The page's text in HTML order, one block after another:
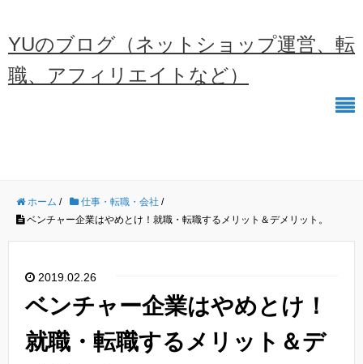
YUのブログ（ネットショップ運営、転
職、アフィリエイトなど）
ホーム / 仕事・転職・会社 /
ベンチャー企業はやめとけ！就職・転職するメリット＆デメリット。
2019.02.26
ベンチャー企業はやめとけ！
就職・転職するメリット＆デ